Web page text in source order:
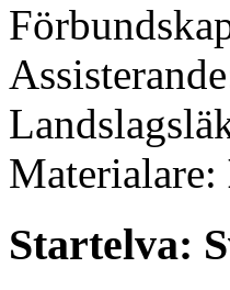
Materialare:
Startelva: